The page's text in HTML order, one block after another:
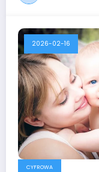
2026-02-16
CYFROWA